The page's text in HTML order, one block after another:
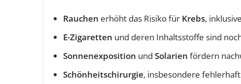
Rauchen erhöht das Risiko für Krebs,
E-Zigaretten und deren Inhaltsstoffe sind
Sonnenexposition und Solarien fördern
Schönheitschirurgie, insbesondere